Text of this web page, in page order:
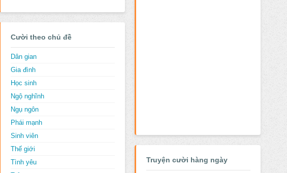
Cười theo chủ đề
Dân gian
Gia đình
Học sinh
Ngộ nghĩnh
Ngụ ngôn
Phái mạnh
Sinh viên
Thế giới
Tình yêu
Truyện cười hàng ngày